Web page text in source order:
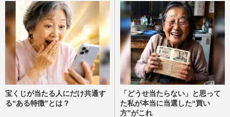
宝くじが当たる人にだけ共通す
る“ある特徴”とは？
「どうせ当たらない」と思って
た私が本当に当選した“買い
方”がこれ